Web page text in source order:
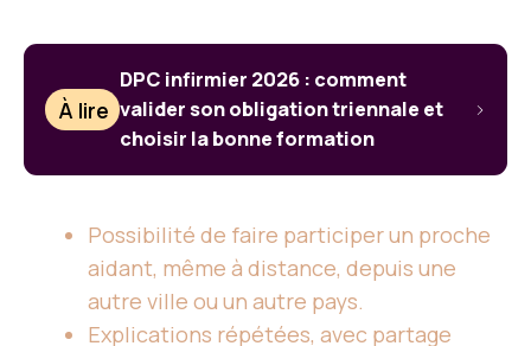
À lire
DPC infirmier 2026 : comment
valider son obligation triennale et
choisir la bonne formation
Possibilité de faire participer un proche
aidant, même à distance, depuis une
autre ville ou un autre pays.
Explications répétées, avec partage